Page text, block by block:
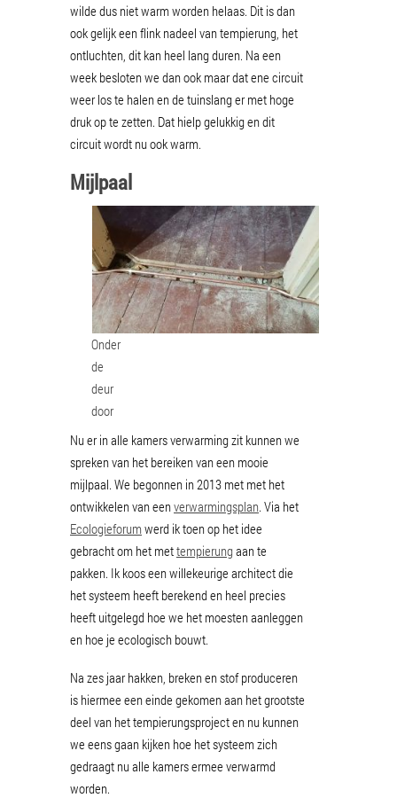
wilde dus niet warm worden helaas. Dit is dan
ook gelijk een flink nadeel van tempierung, het
ontluchten, dit kan heel lang duren. Na een
week besloten we dan ook maar dat ene circuit
weer los te halen en de tuinslang er met hoge
druk op te zetten. Dat hielp gelukkig en dit
circuit wordt nu ook warm.
Mijlpaal
Onder
de
deur
door
Nu er in alle kamers verwarming zit kunnen we
spreken van het bereiken van een mooie
mijlpaal. We begonnen in 2013 met met het
ontwikkelen van eenverwarmingsplan. Via het
Ecologieforumwerd ik toen op het idee
gebracht om het mettempierung aan te
pakken. Ik koos een willekeurige architect die
het systeem heeft berekend en heel precies
heeft uitgelegd hoe we het moesten aanleggen
en hoe je ecologisch bouwt.
Na zes jaar hakken, breken en stof produceren
is hiermee een einde gekomen aan het grootste
deel van het tempierungsproject en nu kunnen
we eens gaan kijken hoe het systeem zich
gedraagt nu alle kamers ermee verwarmd
worden.